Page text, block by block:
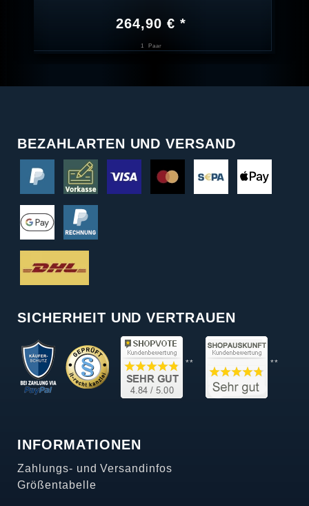
264,90 € *
1 Paar
BEZAHLARTEN UND VERSAND
SICHERHEIT UND VERTRAUEN
** **
INFORMATIONEN
Zahlungs- und Versandinfos
Größentabelle